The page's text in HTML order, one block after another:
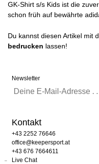
GK-Shirt s/s Kids ist die
schon früh auf bewährte
Du kannst diesen Artikel mit
bedrucken lassen!
Newsletter
Kontakt
+43 2252 76646
office@keepersport.at
+43 676 7664611
Live Chat